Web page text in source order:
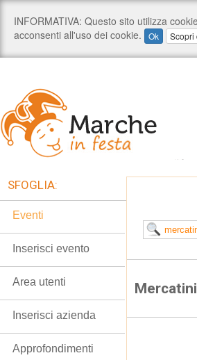
SFOGLIA:
Eventi
Inserisci evento
Area utenti
Inserisci azienda
Approfondimenti